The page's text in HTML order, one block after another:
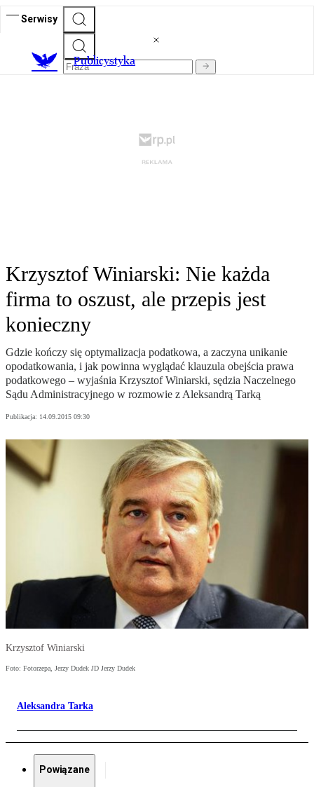
Serwisy
Publicystyka
Krzysztof Winiarski: Nie każda
firma to oszust, ale przepis jest
konieczny
Gdzie kończy się optymalizacja podatkowa, a zaczyna unikanie
opodatkowania, i jak powinna wyglądać klauzula obejścia prawa
podatkowego – wyjaśnia Krzysztof Winiarski, sędzia Naczelnego
Sądu Administracyjnego w rozmowie z Aleksandrą Tarką
Publikacja: 14.09.2015 09:30
Krzysztof Winiarski
Foto: Fotorzepa, Jerzy Dudek JD Jerzy Dudek
Aleksandra Tarka
Powiązane